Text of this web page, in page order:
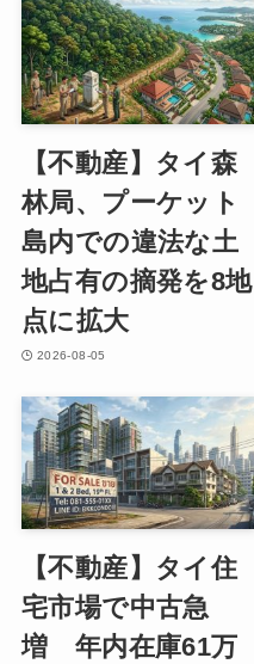
【不動産】タイ森
林局、プーケット
島内での違法な土
地占有の摘発を8地
点に拡大
2026-08-05
【不動産】タイ住
宅市場で中古急
増 年内在庫61万